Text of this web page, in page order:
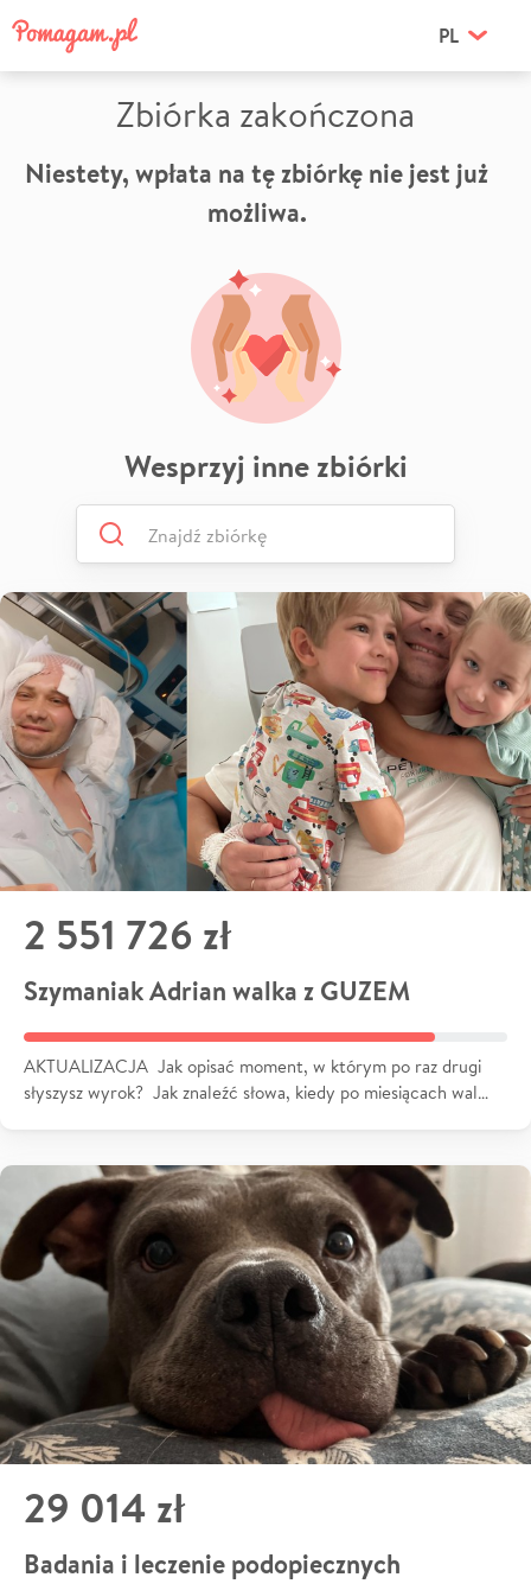
PL
Zbiórka zakończona
Niestety, wpłata na tę zbiórkę nie jest już
możliwa.
Wesprzyj inne zbiórki
2 551 726 zł
Szymaniak Adrian walka z GUZEM
AKTUALIZACJA Jak opisać moment, w którym po raz drugi
słyszysz wyrok? Jak znaleźć słowa, kiedy po miesiącach wal…
29 014 zł
Badania i leczenie podopiecznych